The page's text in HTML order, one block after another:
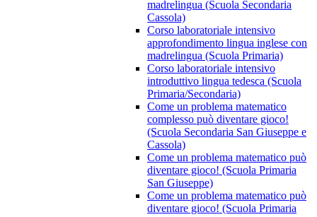
madrelingua (Scuola Secondaria
Cassola)
Corso laboratoriale intensivo
approfondimento lingua inglese con
madrelingua (Scuola Primaria)
Corso laboratoriale intensivo
introduttivo lingua tedesca (Scuola
Primaria/Secondaria)
Come un problema matematico
complesso può diventare gioco!
(Scuola Secondaria San Giuseppe e
Cassola)
Come un problema matematico può
diventare gioco! (Scuola Primaria
San Giuseppe)
Come un problema matematico può
diventare gioco! (Scuola Primaria